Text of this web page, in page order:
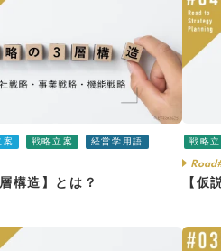
案 戦略立案 経営学用語
構造】とは？
戦略
【仮